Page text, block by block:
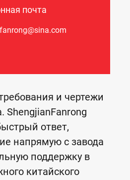
почта
и чертежи
ShengjianFanrong
ответ,
напрямую с завода
поддержку в
китайского